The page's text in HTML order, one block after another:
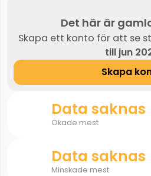
Det här är
Skapa ett konto för att se
till jun
Skapa
Data saknas
Ökade mest
Data saknas
Minskade mest